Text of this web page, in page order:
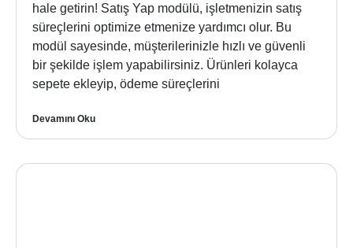
hale getirin! Satış Yap modülü, işletmenizin satış
süreçlerini optimize etmenize yardımcı olur. Bu
modül sayesinde, müşterilerinizle hızlı ve güvenli
bir şekilde işlem yapabilirsiniz. Ürünleri kolayca
sepete ekleyip, ödeme süreçlerini
Devamını Oku